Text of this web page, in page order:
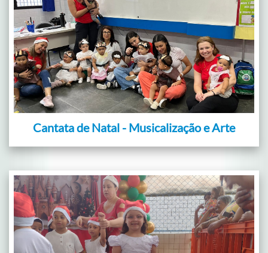
Cantata de Natal - Musicalização e Arte